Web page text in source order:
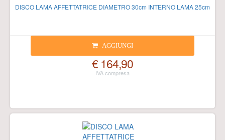
DISCO LAMA AFFETTATRICE DIAMETRO 30cm INTERNO LAMA 25cm
AGGIUNGI
€ 164,90